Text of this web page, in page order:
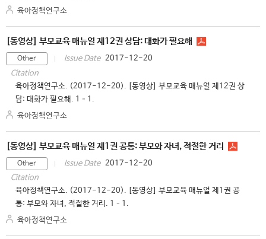
육아정책연구소
[동영상] 부모교육 매뉴얼 제12권 상담: 대화가 필요해
Other Issue Date 2017-12-20
Citation
육아정책연구소. (2017-12-20). [동영상] 부모교육 매뉴얼 제12권 상
담: 대화가 필요해. 1–1.
육아정책연구소
[동영상] 부모교육 매뉴얼 제1권 공통: 부모와 자녀, 적절한 거리
Other Issue Date 2017-12-20
Citation
육아정책연구소. (2017-12-20). [동영상] 부모교육 매뉴얼 제1권 공
통: 부모와 자녀, 적절한 거리. 1–1.
육아정책연구소